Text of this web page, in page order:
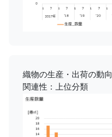
織物の生産・出荷の動向
関連性：上位分類